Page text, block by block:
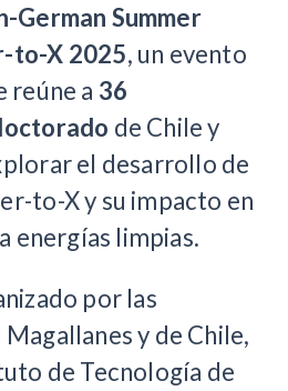
German Summer
to-X 2025, un evento
reúne a 36
de Chile y
el desarrollo de
to-X y su impacto en
energías limpias.
por las
y de Chile,
de Tecnología de